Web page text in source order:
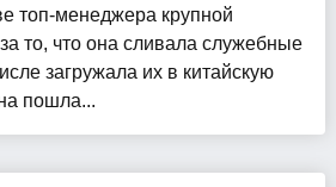
топ-менеджера крупной
то, что она сливала служебные
загружала их в китайскую
пошла...